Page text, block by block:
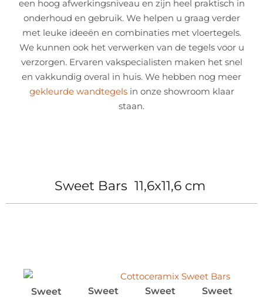
een hoog afwerkingsniveau en zijn heel praktisch in
onderhoud en gebruik. We helpen u graag verder
met leuke ideeën en combinaties met vloertegels.
We kunnen ook het verwerken van de tegels voor u
verzorgen. Ervaren vakspecialisten maken het snel
en vakkundig overal in huis. We hebben nog meer
gekleurde wandtegelsin onze showroom klaar
staan.
Sweet Bars 11,6x11,6 cm
Sweet
Sweet
Sweet
Sweet